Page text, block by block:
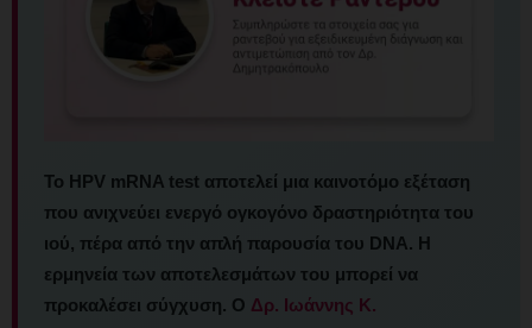
Το HPV mRNA test αποτελεί μια καινοτόμο εξέταση
που ανιχνεύει ενεργό ογκογόνο δραστηριότητα του
ιού, πέρα από την απλή παρουσία του DNA. Η
ερμηνεία των αποτελεσμάτων του μπορεί να
προκαλέσει σύγχυση. Ο Δρ. Ιωάννης Κ.